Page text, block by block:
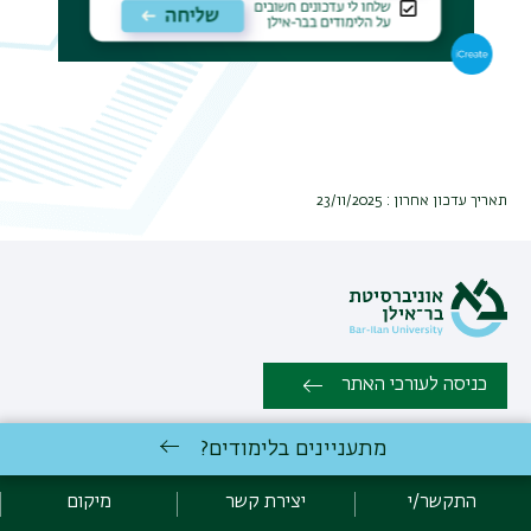
תאריך עדכון אחרון : 23/11/2025
כניסה לעורכי האתר
כל הזכויות שמורות למחלקה ללימודי אסיה, הפקולטה למדעי הרוח ,
03-5347601 |
מתעניינים בלימודים?
התקשר/י יצירת קשר מיקום